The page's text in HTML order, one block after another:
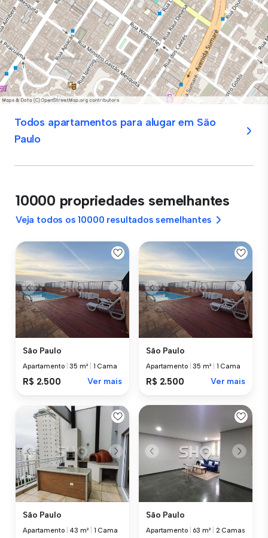
Todos apartamentos para alugar em São
Paulo
10000 propriedades semelhantes
Veja todos os 10000 resultados semelhantes
São Paulo
Apartamento |35 m² 1 Cama
R$ 2.500 Ver mais
São Paulo
Apartamento |35 m² 1 Cama
R$ 2.500 Ver mais
São Paulo
Apartamento 43 m² 1 Cama
São Paulo
Apartamento 63 m² 2 Camas